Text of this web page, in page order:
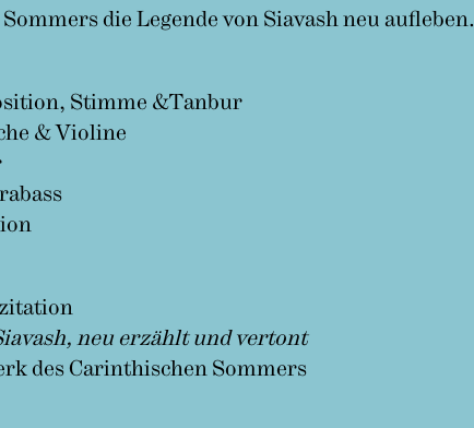
die Legende von Siavash neu aufleben.
Stimme &Tanbur
& Violine
neu erzählt und vertont
des Carinthischen Sommers